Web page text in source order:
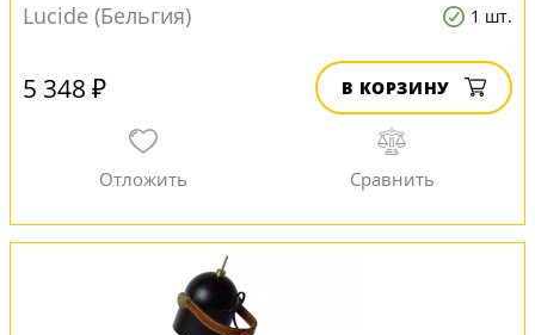
Lucide (Бельгия) 1 шт.
5 348 ₽ В КОРЗИНУ